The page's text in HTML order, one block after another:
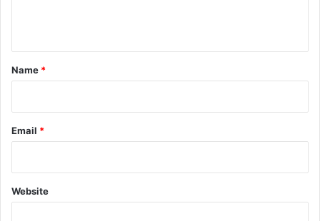
*
Name *
Email *
Website